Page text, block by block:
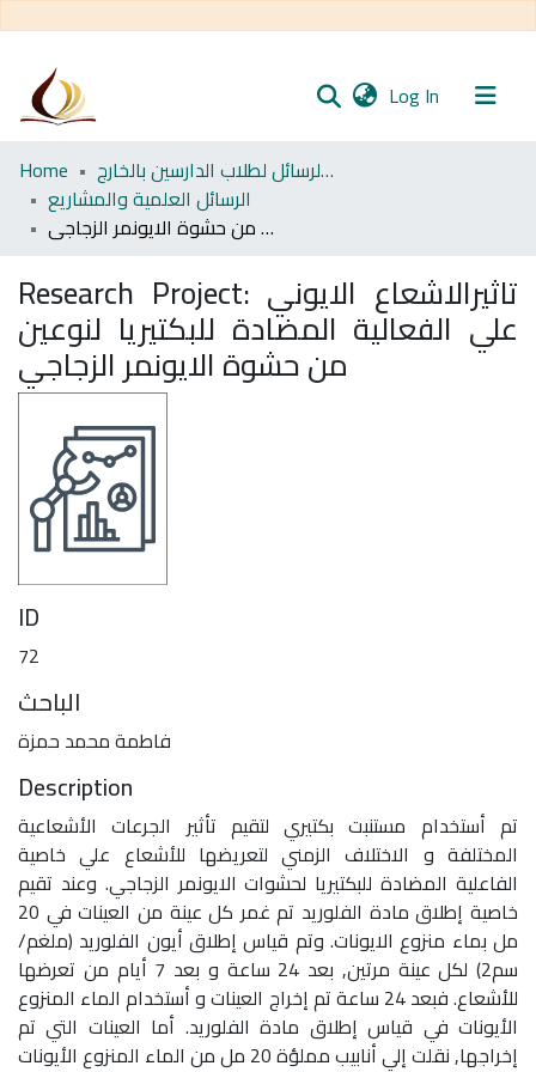
Log In (current)
Communities
& Collections
All of DSpace
Statistics
Home
مجموعة الرسائل لطلاب الدارسين بالخارج
الرسائل العلمية والمشاريع
تاثيرالاشعاع الايوني علي الفعالية المضادة للبكتيريا لنوعين من حشوة الايونمر الزجاجي
Research Project: تاثيرالاشعاع الايوني
علي الفعالية المضادة للبكتيريا لنوعين
من حشوة الايونمر الزجاجي
ID
72
الباحث
فاطمة محمد حمزة
Description
تم أستخدام مستنبت بكتيري لتقيم تأثير الجرعات الأشعاعية
المختلفة و الاختلاف الزمني لتعريضها للأشعاع علي خاصية
الفاعلية المضادة للبكتيريا لحشوات الايونمر الزجاجي. وعند تقيم
خاصية إطلاق مادة الفلوريد تم غمر كل عينة من العينات في 20
مل بماء منزوع الايونات. وتم قياس إطلاق أيون الفلوريد (ملغم/
سم2) لكل عينة مرتين, بعد 24 ساعة و بعد 7 أيام من تعرضها
للأشعاع. فبعد 24 ساعة تم إخراج العينات و أستخدام الماء المنزوع
الأيونات في قياس إطلاق مادة الفلوريد. أما العينات التي تم
إخراجها, نقلت إلي أنابيب مملؤة 20 مل من الماء المنزوع الأيونات